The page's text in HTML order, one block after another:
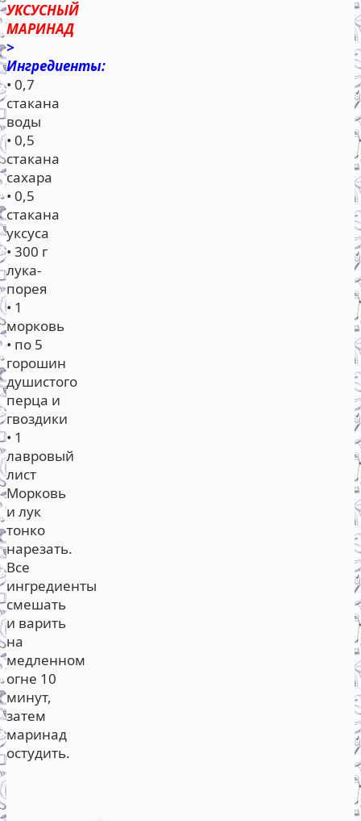
УКСУСНЫЙ
МАРИНАД
>
Ингредиенты:
• 0,7
стакана
воды
• 0,5
стакана
сахара
• 0,5
стакана
уксуса
• 300 г
лука-
порея
• 1
морковь
• по 5
горошин
душистого
перца и
гвоздики
• 1
лавровый
лист
Морковь
и лук
тонко
нарезать.
Все
ингредиенты
смешать
и варить
на
медленном
огне 10
минут,
затем
маринад
остудить.